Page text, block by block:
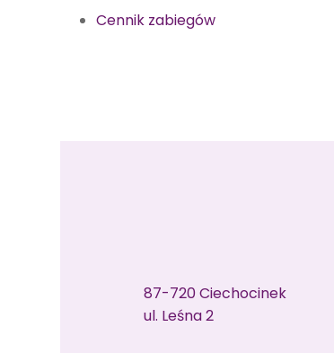
Cennik zabiegów
87-720 Ciechocinek
ul. Leśna 2